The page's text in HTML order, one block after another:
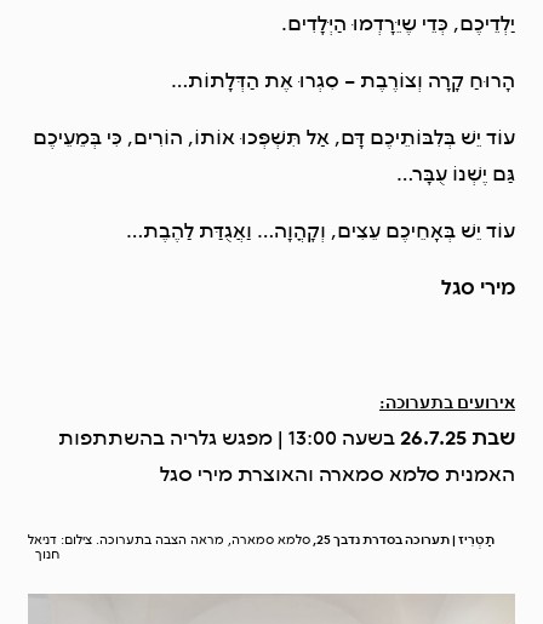
יַלְדֵיכֶם, כְּדֵי שֶיֵּרָדְמוּ הַיְּלָדִים.
הָרוּחַ קָרָה וְצוֹרֶבֶת – סִגְרוּ אֶת הַדְּלָתוֹת…
עוֹד יֵשׁ בְּלִבּוֹתֵיכֶם דָּם, אַל תִּשְׁפְּכוּ אוֹתוֹ, הוֹרִים, כִּי בְּמֵעֵיכֶם
גַּם יֶשְׁנוֹ עֻבָּר…
עוֹד יֵשׁ בְּאָחֵיכֶם עֵצִים, וְקָהֳוָה… וַאֲגֻדַּת לַהֶבֶת…
מירי סגל
אירועים בתערוכה:
שבת 26.7.25
בשעה 13:00 | מפגש גלריה בהשתתפות
האמנית סלמא סמארה והאוצרת מירי סגל
תַטְרִיז | תערוכה בסדרת נדבך 25,
סלמא סמארה, מראה הצבה בתערוכה. צילום: דניאל
חנוך